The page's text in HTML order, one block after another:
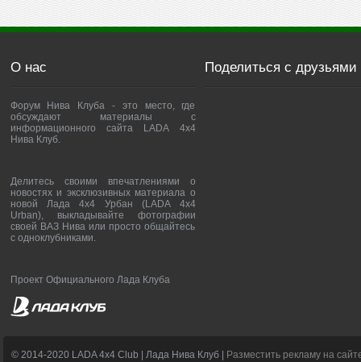
О нас
Форум Нива Клуба - это место, где
обсуждают материалы с
информационного сайта LADA 4x4
Нива Клуб.
Делитесь своими впечатлениями о
новостях и эксклюзивных материала о
новой Лада 4х4 Урбан (LADA 4x4
Urban), выкладывайте фотографии
своей ВАЗ Нива или просто общайтесь
с одноклубниками.
Проект Официального Лада Клуба
Поделиться с друзьями
© 2014-2020 LADA 4x4 Club | Лада Нива Клуб | Разместить рекламу на